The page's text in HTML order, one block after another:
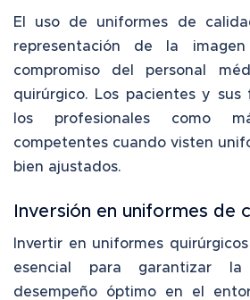
El uso de uniformes de
representación de la
compromiso del personal
quirúrgico. Los pacientes y sus
los profesionales como
competentes cuando visten
bien ajustados.
Inversión en uniformes de
Invertir en uniformes quirúrgicos
esencial para garantizar
desempeño óptimo en el